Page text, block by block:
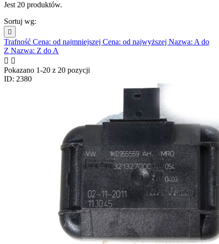
Jest 20 produktów.
Sortuj wg:

Trafność Cena: od najmniejszej Cena: od najwyższej Nazwa: A do
Z Nazwa: Z do A
 
Pokazano 1-20 z 20 pozycji
ID: 2380